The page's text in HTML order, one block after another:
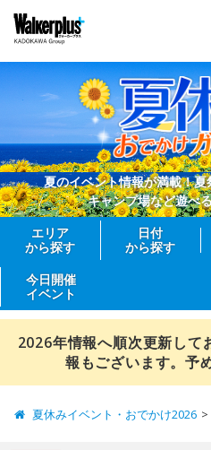
夏のイベント情報が満載！
キャンプ場など遊べ
エリア
から探す
日付
から探す
今日開催
イベント
2026年情報へ順次更新して
報もございます。予
夏休みイベント・おでかけ2026